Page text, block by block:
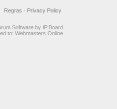
Privacy Policy
Regras ·
Software by IP.Board
to: Webmasters Online